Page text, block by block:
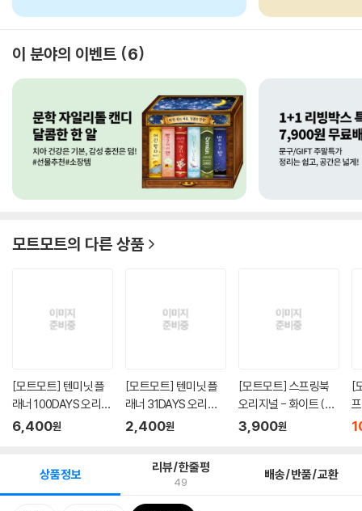
이 분야의 이벤트 6
모트모트의 다른 상품
[모트모트] 텐미닛 플
래너 100DAYS 오리지
널 - ...
6,400원
[모트모트] 텐미닛 플
래너 31DAYS 오리지
널 - 화...
2,400원
[모트모트] 스프링북
오리지널 - 화이트 (룰
드)
3,900원
[
코
상품정보 리뷰/한줄평
49 배송/반품/교환